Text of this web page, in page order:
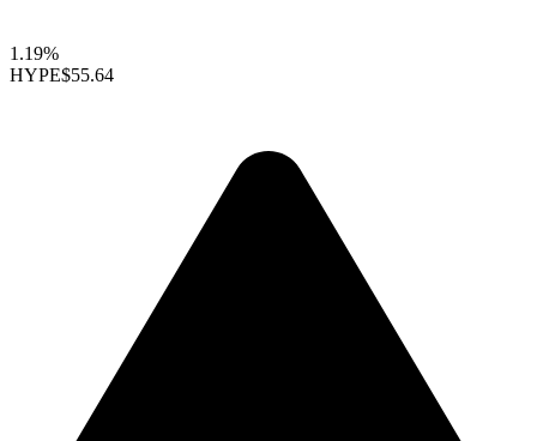
1.19%
HYPE$55.64